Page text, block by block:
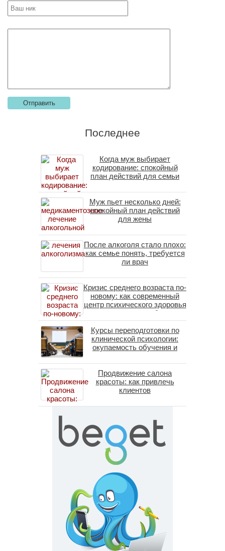
Последнее
Когда муж выбирает
кодирование: спокойный
план действий для семьи
Муж пьет несколько дней:
спокойный план действий
для жены
После алкоголя стало плохо:
как семье понять, требуется
ли врач
Кризис среднего возраста по-
новому: как современный
центр психического здоровья
помогает пересобрать
личность без таблеток
(методы ДПДГ и КПТ)
Курсы переподготовки по
клинической психологии:
окупаемость обучения и
специалистов в 2026 году
Продвижение салона
красоты: как привлечь
клиентов